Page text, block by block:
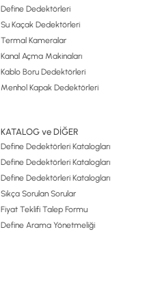
Define Dedektörleri
Su Kaçak Dedektörleri
Termal Kameralar
Kanal Açma Makinaları
Kablo Boru Dedektörleri
Menhol Kapak Dedektörleri
KATALOG ve DİĞER
Define Dedektörleri Katalogları
Define Dedektörleri Katalogları
Define Dedektörleri Katalogları
Sıkça Sorulan Sorular
Fiyat Teklifi Talep Formu
Define Arama Yönetmeliği